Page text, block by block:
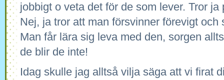
jobbigt o veta det för de som lever. Tror ja
Nej, ja tror att man försvinner förevigt och
Man får lära sig leva med den, sorgen
de blir de inte!
Idag skulle jag alltså vilja säga att vi firat